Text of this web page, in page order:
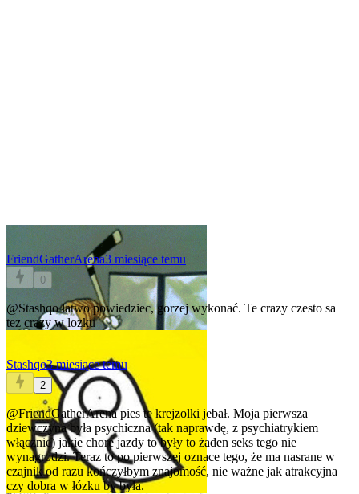
FriendGatherArena3 miesiące temu
0
@Stashqołatwo powiedziec, gorzej wykonać. Te crazy czesto sa
tez crazy w lozku
Stashqo3 miesiące temu
2
@FriendGatherArenapies te krejzolki jebał. Moja pierwsza
dziewczyna była psychiczna (tak naprawdę, z psychiatrykiem
włącznie) jakie chore jazdy to były to żaden seks tego nie
wynagrodzi. Teraz to po pierwszej oznace tego, że ma nasrane w
czajnik od razu kończyłbym znajomość, nie ważne jak atrakcyjna
czy dobra w łózku by była.